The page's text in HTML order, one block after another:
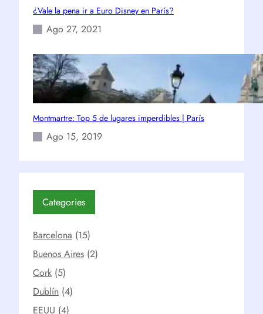
¿Vale la pena ir a Euro Disney en París?
Ago 27, 2021
Montmartre: Top 5 de lugares imperdibles | París
Ago 15, 2019
Categories
Barcelona (15)
Buenos Aires (2)
Cork (5)
Dublín (4)
EEUU (4)